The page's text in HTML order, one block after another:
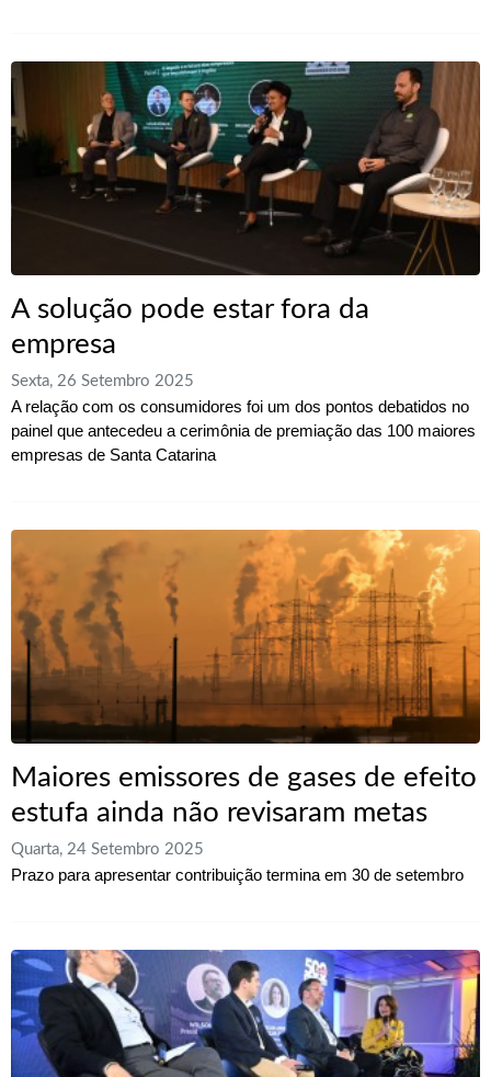
A solução pode estar fora da
empresa
Sexta, 26 Setembro 2025
A relação com os consumidores foi um dos pontos debatidos no
painel que antecedeu a cerimônia de premiação das 100 maiores
empresas de Santa Catarina
Maiores emissores de gases de efeito
estufa ainda não revisaram metas
Quarta, 24 Setembro 2025
Prazo para apresentar contribuição termina em 30 de setembro